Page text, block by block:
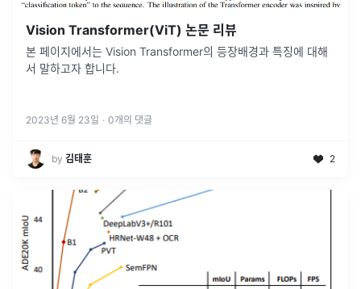
Vision Transformer(ViT) 논문 리뷰
본 페이지에서는 Vision Transformer의 등장배경과 특징에 대해
서 말하고자 합니다.
2023년 6월 23일 · 0개의 댓글
by 김태훈 2